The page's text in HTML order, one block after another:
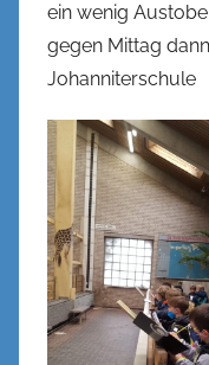
ein wenig
gegen Mittag
Johanniterschule